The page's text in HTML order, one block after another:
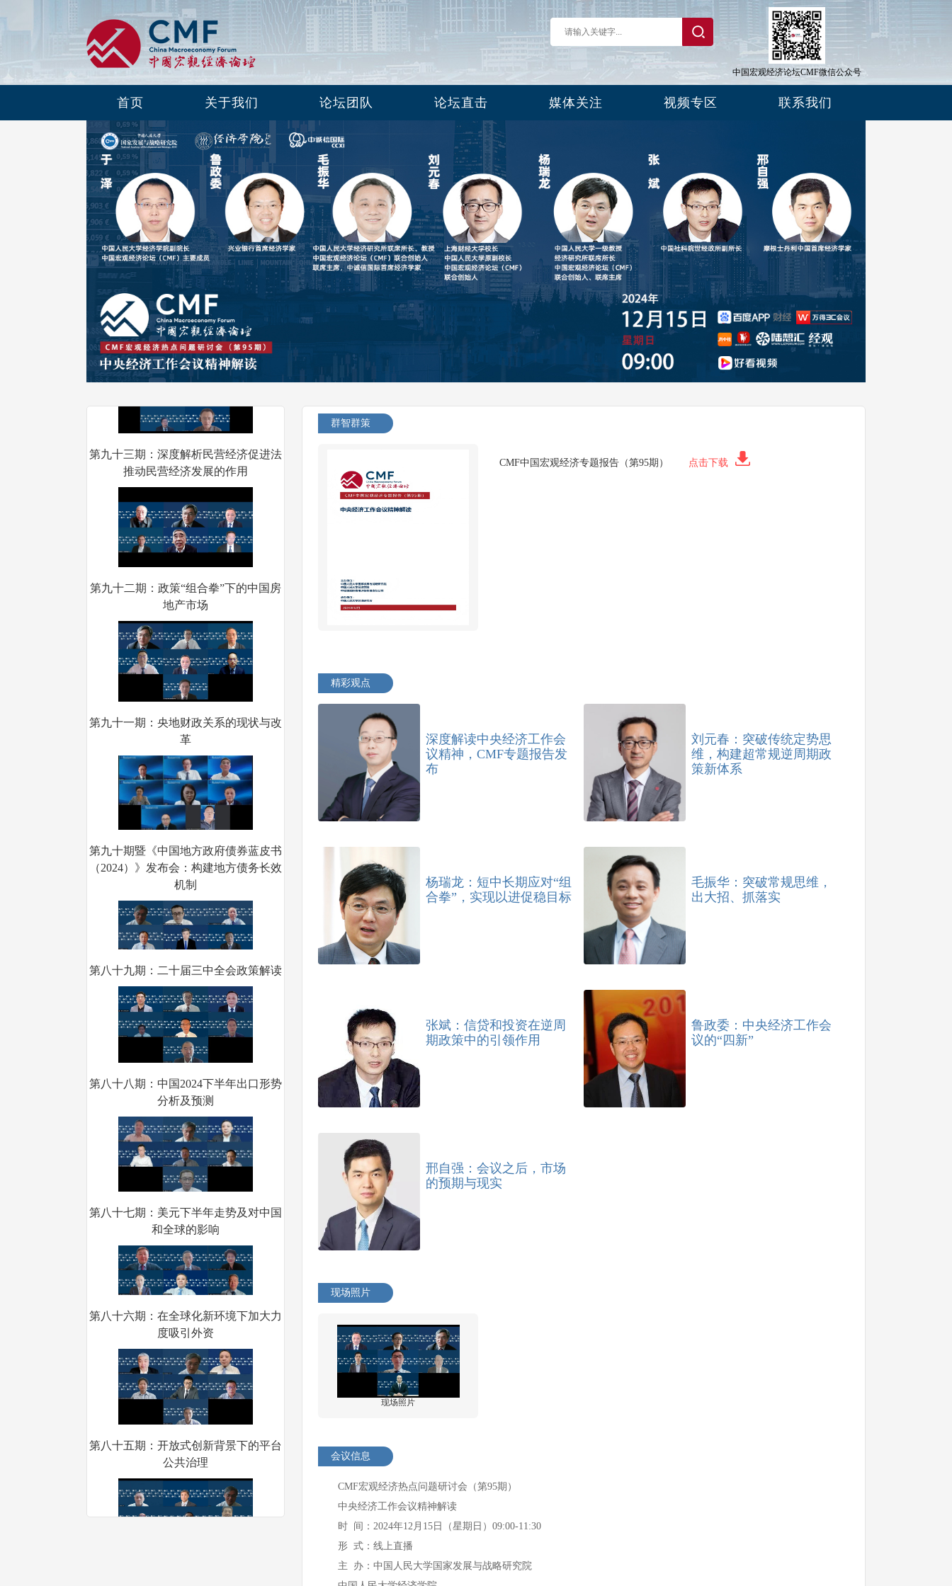
中国宏观经济论坛CMF微信公众号
首页 关于我们 论坛团队 论坛直击 媒体关注 视频专区 联系我们
第九十六期：地方债务化解成效、挑战
与展望
第九十五期：深度解读中央经济工作会
议精神
第九十四期：聚焦特朗普重新执政对中
美经贸关系的影响
第九十三期：深度解析民营经济促进法
推动民营经济发展的作用
第九十二期：政策“组合拳”下的中国房
地产市场
第九十一期：央地财政关系的现状与改
革
第九十期暨《中国地方政府债券蓝皮书
（2024）》发布会：构建地方债务长效
机制
第八十九期：二十届三中全会政策解读
第八十八期：中国2024下半年出口形势
分析及预测
第八十七期：美元下半年走势及对中国
和全球的影响
第八十六期：在全球化新环境下加大力
度吸引外资
第八十五期：开放式创新背景下的平台
公共治理
群智群策
CMF中国宏观经济专题报告（第95期） 点击下载
精彩观点
深度解读中央经济工作会
议精神，CMF专题报告发
布
刘元春：突破传统定势思
维，构建超常规逆周期政
策新体系
杨瑞龙：短中长期应对“组
合拳”，实现以进促稳目标
毛振华：突破常规思维，
出大招、抓落实
张斌：信贷和投资在逆周
期政策中的引领作用
鲁政委：中央经济工作会
议的“四新”
邢自强：会议之后，市场
的预期与现实
现场照片
现场照片
会议信息
CMF宏观经济热点问题研讨会（第95期）
中央经济工作会议精神解读
时 间：2024年12月15日（星期日）09:00-11:30
形 式：线上直播
主 办：中国人民大学国家发展与战略研究院